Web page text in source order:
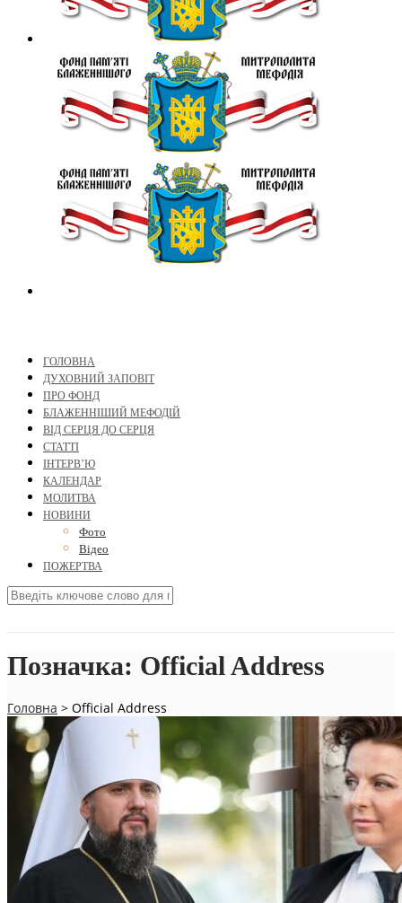
ГОЛОВНА
ДУХОВНИЙ ЗАПОВІТ
ПРО ФОНД
БЛАЖЕННІШИЙ МЕФОДІЙ
ВІД СЕРЦЯ ДО СЕРЦЯ
СТАТТІ
ІНТЕРВ’Ю
КАЛЕНДАР
МОЛИТВА
НОВИНИ
Фото
Відео
ПОЖЕРТВА
Позначка: Official Address
Головна > Official Address